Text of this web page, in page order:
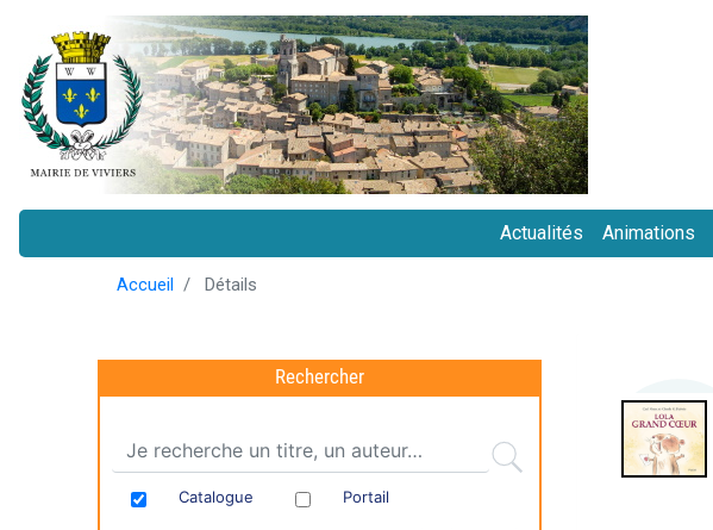
Main
Actualités Animations
Accueil Détails
Rechercher
Catalogue Portail